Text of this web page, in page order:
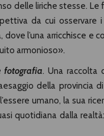
delle liriche stesse.
da cui osservare
l’una arricchisce e
armonioso».
fotografia. Una raccolta
della provincia
umano, la sua
quotidiana dalla